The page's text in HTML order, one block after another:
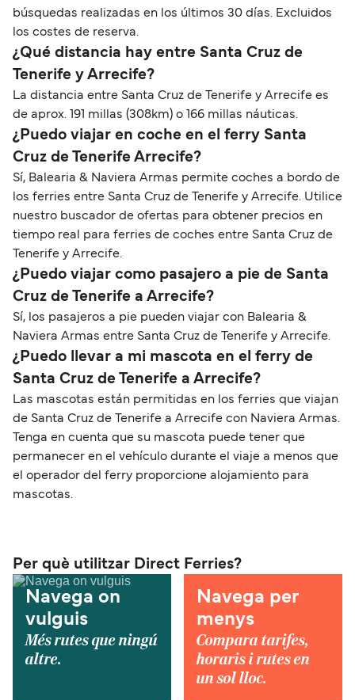
búsquedas realizadas en los últimos 30 días. Excluidos
los costes de reserva.
¿Qué distancia hay entre Santa Cruz de
Tenerife y Arrecife?
La distancia entre Santa Cruz de Tenerife y Arrecife es
de aprox. 191 millas (308km) o 166 millas náuticas.
¿Puedo viajar en coche en el ferry Santa
Cruz de Tenerife Arrecife?
Sí, Balearia & Naviera Armas permite coches a bordo de
los ferries entre Santa Cruz de Tenerife y Arrecife. Utilice
nuestro buscador de ofertas para obtener precios en
tiempo real para ferries de coches entre Santa Cruz de
Tenerife y Arrecife.
¿Puedo viajar como pasajero a pie de Santa
Cruz de Tenerife a Arrecife?
Sí, los pasajeros a pie pueden viajar con Balearia &
Naviera Armas entre Santa Cruz de Tenerife y Arrecife.
¿Puedo llevar a mi mascota en el ferry de
Santa Cruz de Tenerife a Arrecife?
Las mascotas están permitidas en los ferries que viajan
de Santa Cruz de Tenerife a Arrecife con Naviera Armas.
Tenga en cuenta que su mascota puede tener que
permanecer en el vehículo durante el viaje a menos que
el operador del ferry proporcione alojamiento para
mascotas.
Per què utilitzar Direct Ferries?
Navega on
vulguis
Més rutes que ningú
altre.
Navega per
menys
Compara tarifes,
horaris i rutes en
un sol lloc.